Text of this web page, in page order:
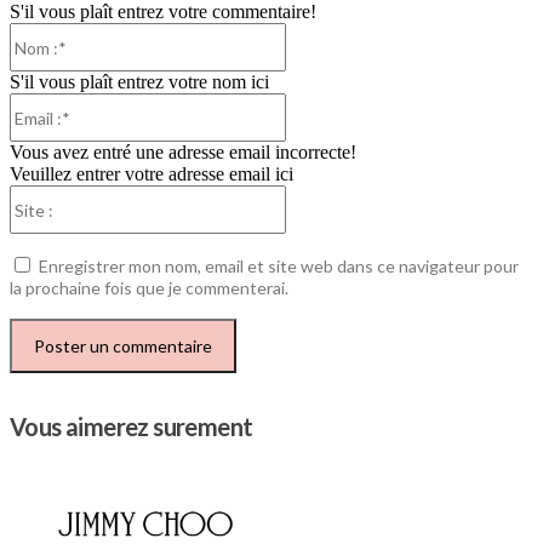
S'il vous plaît entrez votre commentaire!
S'il vous plaît entrez votre nom ici
Vous avez entré une adresse email incorrecte!
Veuillez entrer votre adresse email ici
Enregistrer mon nom, email et site web dans ce navigateur pour
la prochaine fois que je commenterai.
Vous aimerez surement